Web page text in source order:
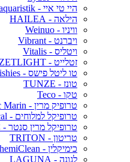
היי טי איי - ATI aquaristik
הילאה - HAILEA
וויניו - Weinuo
ויברנט - Vibrant
ויטליס - Vitalis
זטלייט - ZETLIGHT
טו ליטל פישס - Two Little Fishies
טונז - TUNZE
טקו - Teco
טרופיק מרין - Tropic Marin
טרופיקל למלוחים - Tropical
טרופיקל מרין סנטר - TMC
טריטון - TRITON
כימיקלין - ChemiClean
לגונה - LAGUNA